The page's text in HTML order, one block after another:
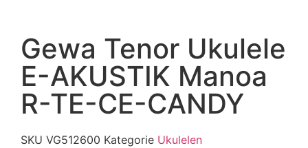
Gewa Tenor Ukulele
E-AKUSTIK Manoa
R-TE-CE-CANDY
SKU VG512600 Kategorie Ukulelen